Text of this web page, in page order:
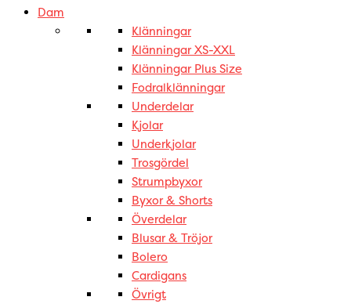
Dam
Klänningar
Klänningar XS-XXL
Klänningar Plus Size
Fodralklänningar
Underdelar
Kjolar
Underkjolar
Trosgördel
Strumpbyxor
Byxor & Shorts
Överdelar
Blusar & Tröjor
Bolero
Cardigans
Övrigt